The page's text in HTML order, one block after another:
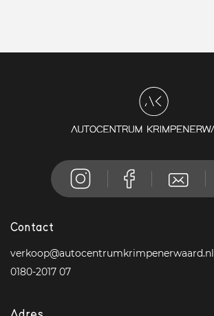
Contact
verkoop@autocentrumkrimpenerwaard.nl
0180-2017 07